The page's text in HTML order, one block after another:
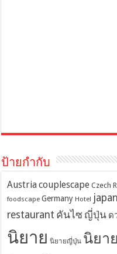
ป้ายกำกับ
Austriacouplescape Czech
foodscape Germany Hotel japan
restaurant คันไซ ญี่ปุ่น ด
นิยาย นิยายญี่ปุ่น นิยา